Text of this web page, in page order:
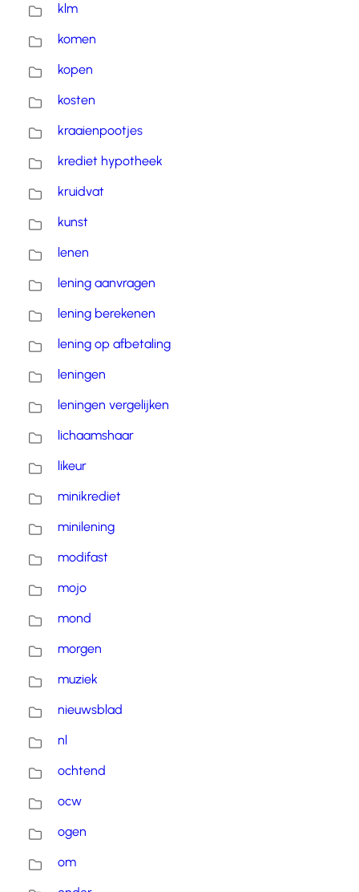
klm
komen
kopen
kosten
kraaienpootjes
krediet hypotheek
kruidvat
kunst
lenen
lening aanvragen
lening berekenen
lening op afbetaling
leningen
leningen vergelijken
lichaamshaar
likeur
minikrediet
minilening
modifast
mojo
mond
morgen
muziek
nieuwsblad
nl
ochtend
ocw
ogen
om